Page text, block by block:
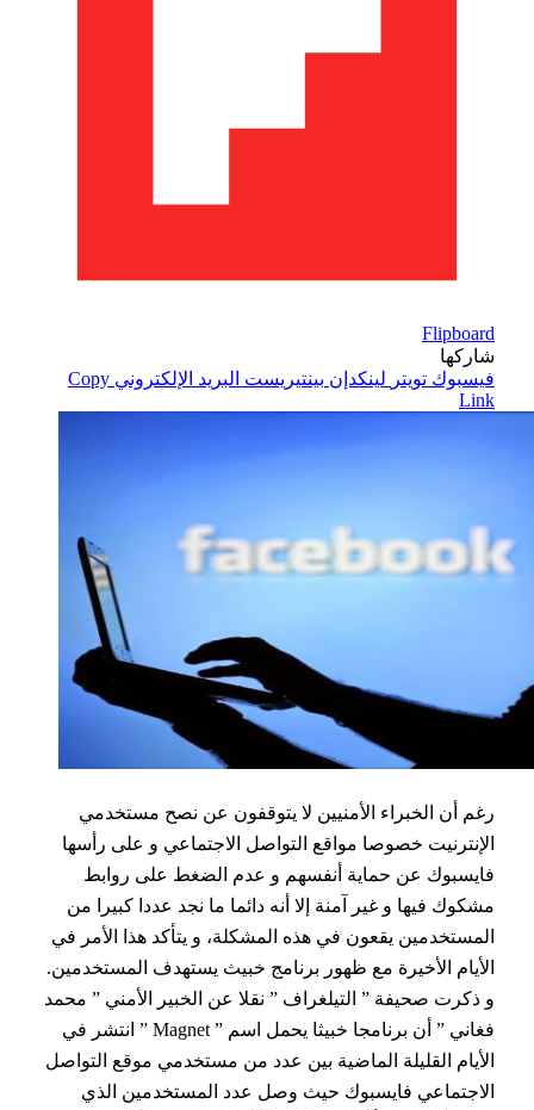
Flipboard
شاركها
فيسبوك تويتر لينكدإن بينتيريست البريد الإلكتروني Copy
Link
رغم أن الخبراء الأمنيين لا يتوقفون عن نصح مستخدمي
الإنترنيت خصوصا مواقع التواصل الاجتماعي و على رأسها
فايسبوك عن حماية أنفسهم و عدم الضغط على روابط
مشكوك فيها و غير آمنة إلا أنه دائما ما نجد عددا كبيرا من
المستخدمين يقعون في هذه المشكلة، و يتأكد هذا الأمر في
الأيام الأخيرة مع ظهور برنامج خبيث يستهدف المستخدمين.
و ذكرت صحيفة ” التيلغراف ” نقلا عن الخبير الأمني ” محمد
فغاني ” أن برنامجا خبيثا يحمل اسم ” Magnet ” انتشر في
الأيام القليلة الماضية بين عدد من مستخدمي موقع التواصل
الاجتماعي فايسبوك حيث وصل عدد المستخدمين الذي